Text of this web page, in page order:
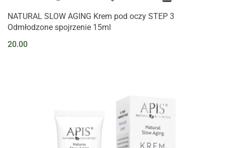
NATURAL SLOW AGING Krem pod oczy STEP 3
Odmłodzone spojrzenie 15ml
20.00